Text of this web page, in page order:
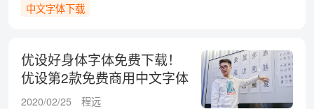
中文字体下载
优设好身体字体免费下载！
优设第2款免费商用中文字体
来了！
2020/02/25
程远